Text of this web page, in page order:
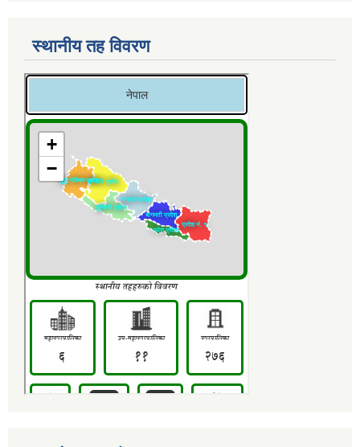
स्थानीय तह विवरण